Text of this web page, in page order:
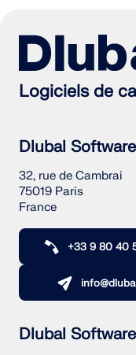
Logiciels de
Dlubal
32, rue de Cambrai
75019 Paris
France
+33 9 80 40
Dlubal